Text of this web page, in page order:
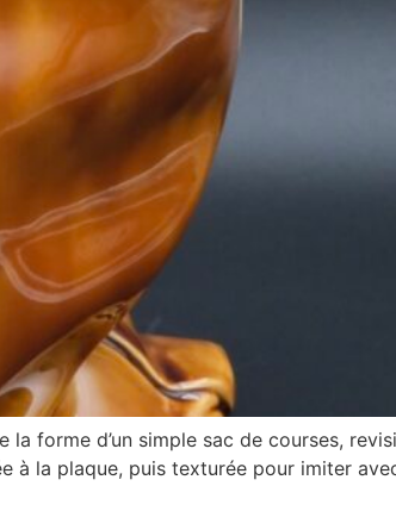
forme d’un simple sac de courses,
à la plaque, puis texturée pour imiter